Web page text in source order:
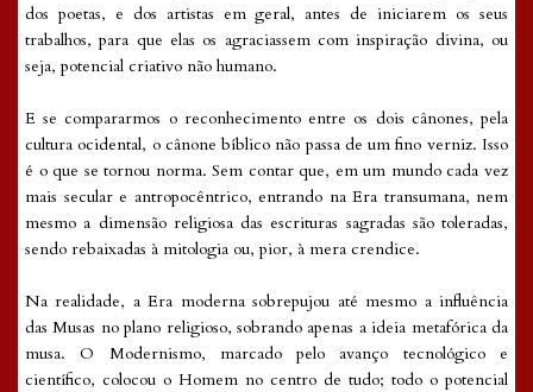
dos poetas, e dos artistas em geral, antes de iniciarem os seus
trabalhos, para que elas os agraciassem com inspiração divina, ou
seja, potencial criativo não humano.
E se compararmos o reconhecimento entre os dois cânones, pela
cultura ocidental, o cânone bíblico não passa de um fino verniz. Isso
é o que se tornou norma. Sem contar que, em um mundo cada vez
mais secular e antropocêntrico, entrando na Era transumana, nem
mesmo a dimensão religiosa das escrituras sagradas são toleradas,
sendo rebaixadas à mitologia ou, pior, à mera crendice.
Na realidade, a Era moderna sobrepujou até mesmo a influência
das Musas no plano religioso, sobrando apenas a ideia metafórica da
musa. O Modernismo, marcado pelo avanço tecnológico e
científico, colocou o Homem no centro de tudo; todo o potencial